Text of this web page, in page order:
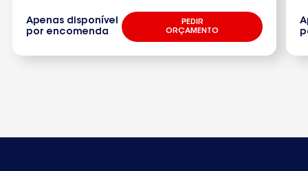
Apenas disponível
por encomenda
PEDIR
ORÇAMENTO